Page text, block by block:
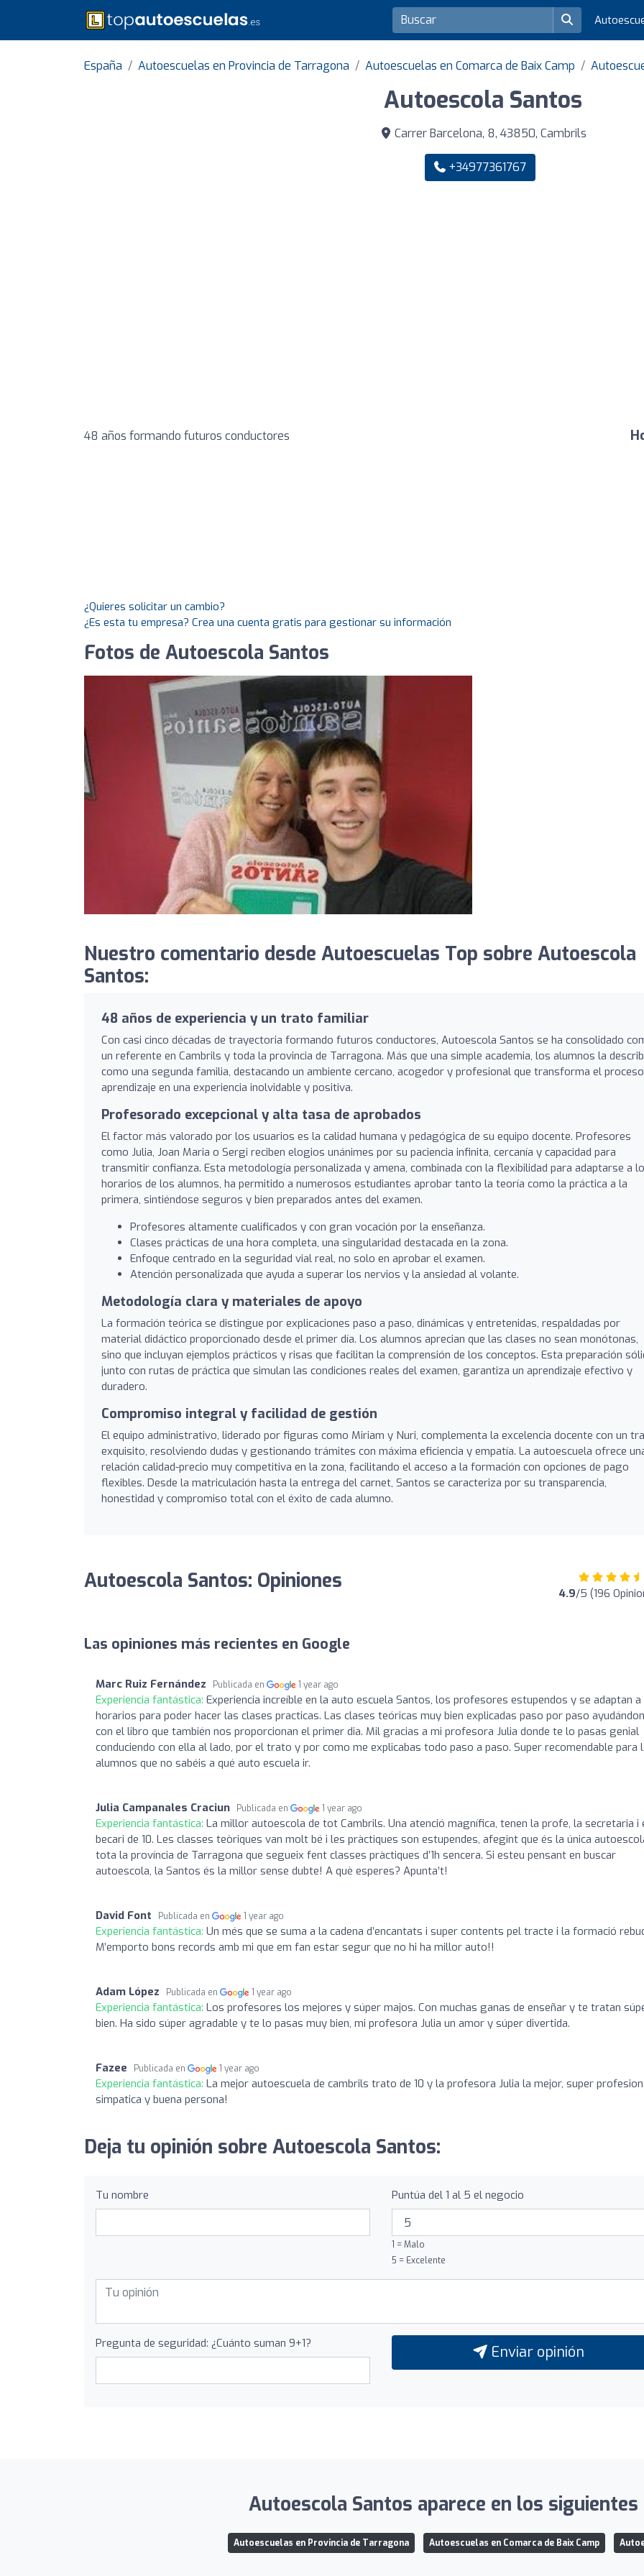
España Autoescuelas en Provincia de Tarragona Autoescuelas en Comarca de Baix Camp
Autoescola Santos
Carrer Barcelona, 8, 43850, Cambrils
+34977361767
48 años formando futuros conductores
¿Quieres solicitar un cambio?
¿Es esta tu empresa? Crea una cuenta gratis para gestionar su información
Fotos de Autoescola Santos
Nuestro comentario desde Autoescuelas Top sobre Autoescola
Santos:
48 años de experiencia y un trato familiar
Con casi cinco décadas de trayectoria formando futuros conductores, Autoescola Santos se ha consolidado
un referente en Cambrils y toda la provincia de Tarragona. Más que una simple academia, los alumnos la
como una segunda familia, destacando un ambiente cercano, acogedor y profesional que transforma el
aprendizaje en una experiencia inolvidable y positiva.
Profesorado excepcional y alta tasa de aprobados
El factor más valorado por los usuarios es la calidad humana y pedagógica de su equipo docente. Profesores
como Julia, Joan Maria o Sergi reciben elogios unánimes por su paciencia infinita, cercanía y capacidad para
transmitir confianza. Esta metodología personalizada y amena, combinada con la flexibilidad para adaptarse a
horarios de los alumnos, ha permitido a numerosos estudiantes aprobar tanto la teoría como la práctica a la
primera, sintiéndose seguros y bien preparados antes del examen.
Profesores altamente cualificados y con gran vocación por la enseñanza.
Clases prácticas de una hora completa, una singularidad destacada en la zona.
Enfoque centrado en la seguridad vial real, no solo en aprobar el examen.
Atención personalizada que ayuda a superar los nervios y la ansiedad al volante.
Metodología clara y materiales de apoyo
La formación teórica se distingue por explicaciones paso a paso, dinámicas y entretenidas, respaldadas por
material didáctico proporcionado desde el primer día. Los alumnos aprecian que las clases no sean monótonas,
sino que incluyan ejemplos prácticos y risas que facilitan la comprensión de los conceptos. Esta preparación
junto con rutas de práctica que simulan las condiciones reales del examen, garantiza un aprendizaje efectivo y
duradero.
Compromiso integral y facilidad de gestión
El equipo administrativo, liderado por figuras como Miriam y Nuri, complementa la excelencia docente con un
exquisito, resolviendo dudas y gestionando trámites con máxima eficiencia y empatía. La autoescuela ofrece
relación calidad-precio muy competitiva en la zona, facilitando el acceso a la formación con opciones de pago
flexibles. Desde la matriculación hasta la entrega del carnet, Santos se caracteriza por su transparencia,
honestidad y compromiso total con el éxito de cada alumno.
Autoescola Santos: Opiniones 4.9/5 (196
Las opiniones más recientes en Google
Marc Ruiz Fernández Publicada en 1 year ago
Experiencia fantástica: Experiencia increíble en la auto escuela Santos, los profesores estupendos y se adaptan
horarios para poder hacer las clases practicas. Las clases teóricas muy bien explicadas paso por paso
con el libro que también nos proporcionan el primer dia. Mil gracias a mi profesora Julia donde te lo pasas genial
conduciendo con ella al lado, por el trato y por como me explicabas todo paso a paso. Super recomendable para
alumnos que no sabéis a qué auto escuela ir.
Julia Campanales Craciun Publicada en 1 year ago
Experiencia fantástica: La millor autoescola de tot Cambrils. Una atenció magnífica, tenen la profe, la secretaria i
becari de 10. Les classes teòriques van molt bé i les pràctiques son estupendes, afegint que és la única
tota la província de Tarragona que segueix fent classes pràctiques d’1h sencera. Si esteu pensant en buscar
autoescola, la Santos és la millor sense dubte! A què esperes? Apunta’t!
David Font Publicada en 1 year ago
Experiencia fantástica: Un més que se suma a la cadena d’encantats i super contents pel tracte i la formació
M’emporto bons records amb mi que em fan estar segur que no hi ha millor auto!!
Adam López Publicada en 1 year ago
Experiencia fantástica: Los profesores los mejores y súper majos. Con muchas ganas de enseñar y te tratan
bien. Ha sido súper agradable y te lo pasas muy bien, mi profesora Julia un amor y súper divertida.
Fazee Publicada en 1 year ago
Experiencia fantástica: La mejor autoescuela de cambrils trato de 10 y la profesora Julia la mejor, super
simpatica y buena persona!
Deja tu opinión sobre Autoescola Santos:
Tu nombre Puntúa del 1 al 5 el negocio
1 = Malo
5 = Excelente
Pregunta de seguridad: ¿Cuánto suman 9+1? Enviar opinión
Autoescola Santos aparece en los
Autoescuelas en Provincia de Tarragona Autoescuelas en Comarca de Baix Camp